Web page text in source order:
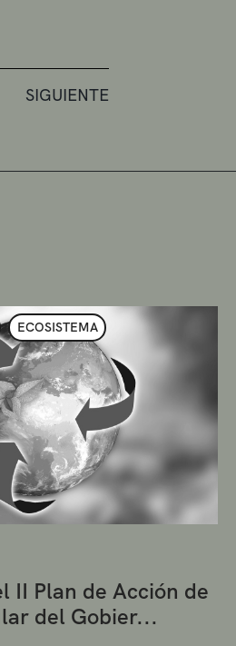
SIGUIENTE
ECOSISTEMA
II Plan de Acción de
del Gobier...